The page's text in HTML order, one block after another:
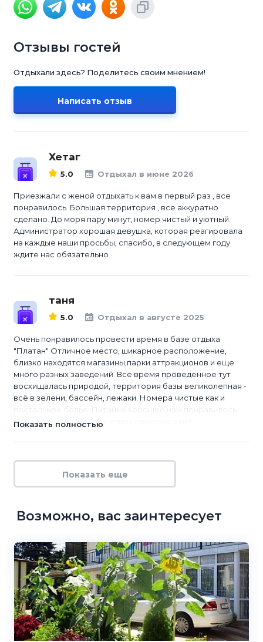
Отзывы гостей
Отдыхали здесь? Поделитесь своим мнением!
Написать отзыв
Хетаг
5.0 Отдыхал в июне 2026
Приезжали с женой отдыхать к вам в первый раз , все
понравилось. Большая территория , все аккуратно
сделано. До моря пару минут, номер чистый и уютный.
Администратор хорошая девушка, которая реагировала
на каждые наши просьбы, спасибо, в следующем году
ждите нас обязательно
таня
5.0 Отдыхал в августе 2025
Очень понравилось провести время в базе отдыха
"Платан" Отличное место, шикарное расположение,
близко находятся магазины,парки аттракционов и еще
много разных заведений. Все время проведенное тут
восхищалась природой, территория базы великолепная -
всё в зелени, бассейн, лежаки. Номера чистые как и
постельное белье. Питание хорошее,нам понравилось.
Мне очень понравился отдых,приедем еще!!
Показать полностью
Показать еще
Возможно, вас заинтересует